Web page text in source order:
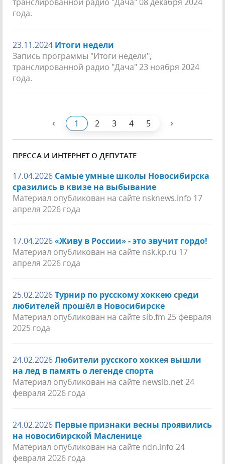
года.
23.11.2024 Итоги недели
Запись программы "Итоги недели",
транслированной радио "Дача" 23 ноября 2024
года.
‹ 1 2 3 4 5 ›
ПРЕССА И ИНТЕРНЕТ О ДЕПУТАТЕ
17.04.2026 Самые умные школы Новосибирска
сразились в квизе на выбывание
Материал опубликован на сайте nsknews.info 17
апреля 2026 года
17.04.2026«Живу в России» - это звучит гордо!
Материал опубликован на сайте nsk.kp.ru 17
апреля 2026 года
25.02.2026Турнир по русскому хоккею среди
любителей прошёл в Новосибирске
Материал опубликован на сайте sib.fm 25 февраля
2025 года
24.02.2026Любители русского хоккея вышли
на лед в память о легенде спорта
Материал опубликован на сайте newsib.net 24
февраля 2026 года
24.02.2026 Первые признаки весны проявились
на новосибирской Масленице
Материал опубликован на сайте ndn.info 24
февраля 2026 года